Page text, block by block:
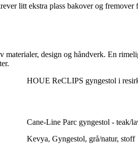
litt ekstra plass bakover og
materialer, design og håndverk. En
HOUE ReCLIPS gyngestol i
Cane-Line Parc gyngestol - teak/
Kevya, Gyngestol, grå/natur, stoff